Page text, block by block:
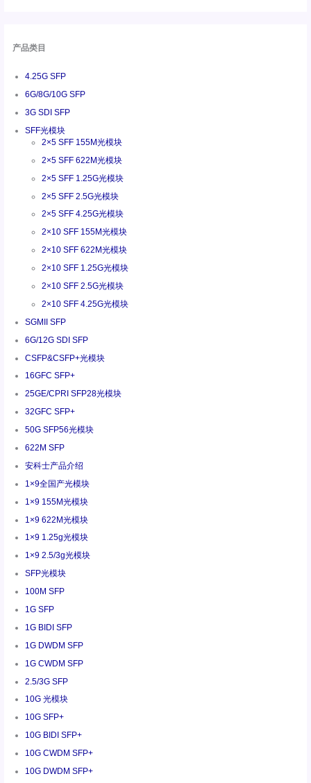
产品类目
4.25G SFP
6G/8G/10G SFP
3G SDI SFP
SFF光模块
2×5 SFF 155M光模块
2×5 SFF 622M光模块
2×5 SFF 1.25G光模块
2×5 SFF 2.5G光模块
2×5 SFF 4.25G光模块
2×10 SFF 155M光模块
2×10 SFF 622M光模块
2×10 SFF 1.25G光模块
2×10 SFF 2.5G光模块
2×10 SFF 4.25G光模块
SGMII SFP
6G/12G SDI SFP
CSFP&CSFP+光模块
16GFC SFP+
25GE/CPRI SFP28光模块
32GFC SFP+
50G SFP56光模块
622M SFP
安科士产品介绍
1×9全国产光模块
1×9 155M光模块
1×9 622M光模块
1×9 1.25g光模块
1×9 2.5/3g光模块
SFP光模块
100M SFP
1G SFP
1G BIDI SFP
1G DWDM SFP
1G CWDM SFP
2.5/3G SFP
10G 光模块
10G SFP+
10G BIDI SFP+
10G CWDM SFP+
10G DWDM SFP+